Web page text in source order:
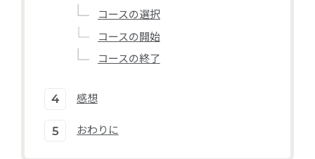
コースの選択
コースの開始
コースの終了
感想
おわりに